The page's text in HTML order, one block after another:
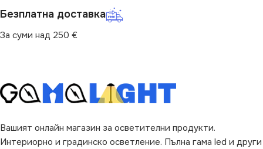
Безплатна доставка
За суми над 250 €
Вашият онлайн магазин за осветителни продукти.
Интериорно и градинско осветление. Пълна гама led и други